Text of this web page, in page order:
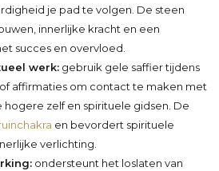
je pad te volgen. De steen
innerlijke kracht en een
succes en overvloed.
werk: gebruik gele saffier tijdens
affirmaties om contact te maken met
hogere zelf en spirituele gidsen. De
en bevordert spirituele
verlichting.
ondersteunt het loslaten van